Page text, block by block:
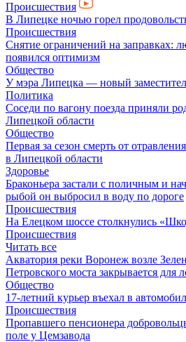
Происшествия
В Липецке ночью горел
Происшествия
Снятие ограничений на заправках:
появился оптимизм
Общество
У мэра Липецка — новый
Политика
Соседи по вагону поезда приняли
Липецкой области
Общество
Первая за сезон смерть от
в Липецкой области
Здоровье
Браконьера застали с поличным и
рыбой он выбросил в воду по дороге
Происшествия
На Елецком шоссе столкнулись
Происшествия
Читать все
Акватория реки Воронеж возле
Петровского моста закрывается для
Общество
17-летний курьер въехал в
Происшествия
Пропавшего пенсионера
поле у Цемзавода